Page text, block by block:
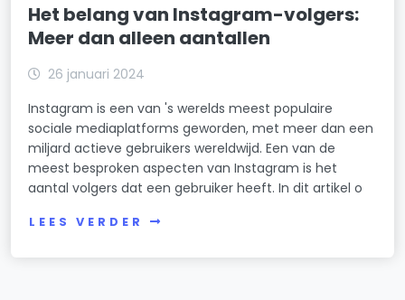
Het belang van Instagram-volgers:
Meer dan alleen aantallen
26 januari 2024
Instagram is een van 's werelds meest populaire
sociale mediaplatforms geworden, met meer dan een
miljard actieve gebruikers wereldwijd. Een van de
meest besproken aspecten van Instagram is het
aantal volgers dat een gebruiker heeft. In dit artikel o
LEES VERDER